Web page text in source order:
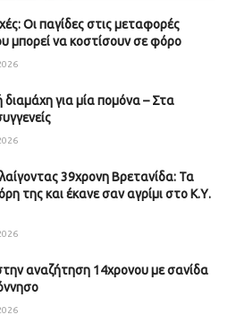
Οι παγίδες στις μεταφορές
μπορεί να κοστίσουν σε φόρο
διαμάχη για μία πομόνα – Στα
39χρονη Βρετανίδα: Τα
της και έκανε σαν αγρίμι στο Κ.Υ.
αναζήτηση 14χρονου με σανίδα